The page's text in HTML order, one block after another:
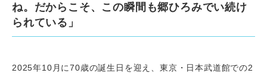
ね。だからこそ、この瞬間も郷ひろみでい続け
られている」
2025年10月に70歳の誕生日を迎え、東京・日本武道館での2